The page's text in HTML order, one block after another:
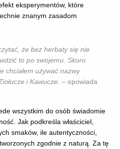
eksperymentów, które
znanym zasadom
że bez herbaty się nie
to po swojemu. Skoro
chciałem używać nazwy
i Kawucze. – opowiada
wszystkim do osób świadomie
Jak podkreśla właściciel,
smaków, ile autentyczności,
zgodnie z naturą. Za tę